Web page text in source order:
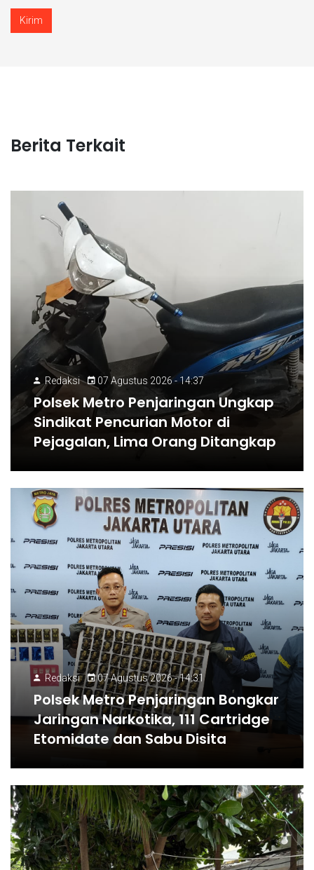
Kirim
Berita Terkait
Redaksi 07 Agustus 2026 - 14:37
Polsek Metro Penjaringan Ungkap
Sindikat Pencurian Motor di
Pejagalan, Lima Orang Ditangkap
Redaksi 07 Agustus 2026 - 14:31
Polsek Metro Penjaringan Bongkar
Jaringan Narkotika, 111 Cartridge
Etomidate dan Sabu Disita